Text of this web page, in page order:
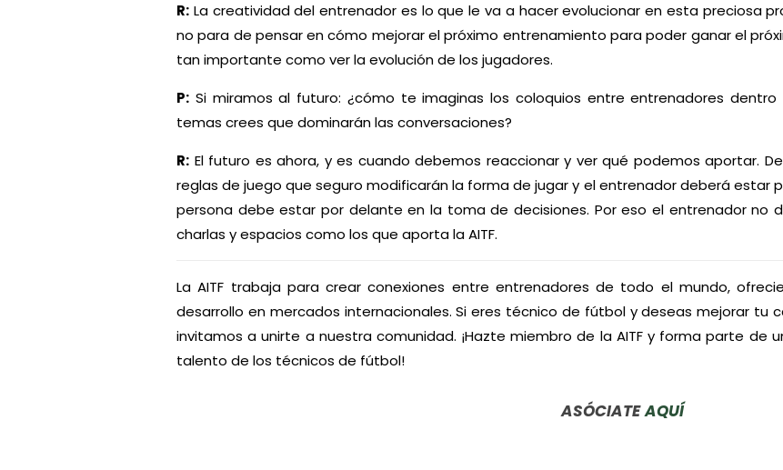
R: La creatividad del entrenador es lo que le va a hacer evolucionar en esta preciosa
no para de pensar en cómo mejorar el próximo entrenamiento para poder ganar el
tan importante como ver la evolución de los jugadores.
P: Si miramos al futuro: ¿cómo te imaginas los coloquios entre entrenadores dentro
temas crees que dominarán las conversaciones?
R: El futuro es ahora, y es cuando debemos reaccionar y ver qué podemos aportar.
reglas de juego que seguro modificarán la forma de jugar y el entrenador deberá estar
persona debe estar por delante en la toma de decisiones. Por eso el entrenador no
charlas y espacios como los que aporta la AITF.
La AITF trabaja para crear conexiones entre entrenadores de todo el mundo,
desarrollo en mercados internacionales. Si eres técnico de fútbol y deseas mejorar tu
invitamos a unirte a nuestra comunidad. ¡Hazte miembro de la AITF y forma parte de
talento de los técnicos de fútbol!
ASÓCIATE AQUÍ